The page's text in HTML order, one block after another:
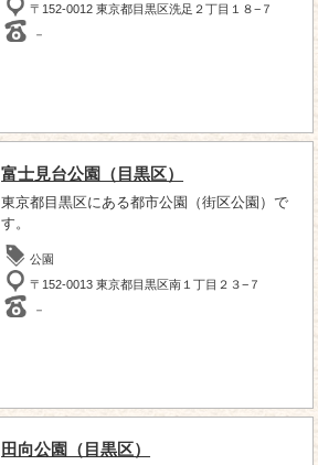
〒152-0012 東京都目黒区洗足２丁目１８−７
－
富士見台公園（目黒区）
東京都目黒区にある都市公園（街区公園）で
す。
公園
〒152-0013 東京都目黒区南１丁目２３−７
－
田向公園（目黒区）